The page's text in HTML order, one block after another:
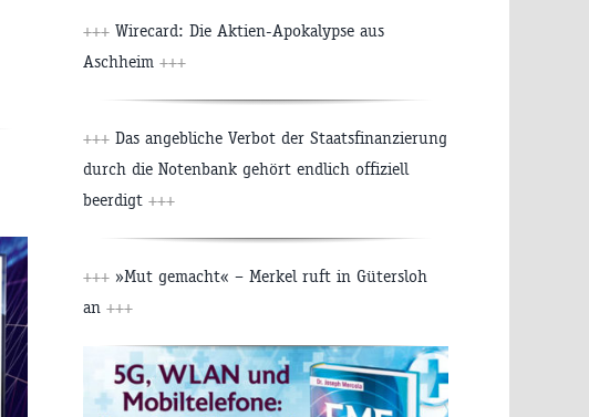
+++ Wirecard: Die Aktien-Apokalypse aus
Aschheim +++
+++ Das angebliche Verbot der Staatsfinanzierung
durch die Notenbank gehört endlich offiziell
beerdigt +++
+++ »Mut gemacht« – Merkel ruft in Gütersloh
an +++